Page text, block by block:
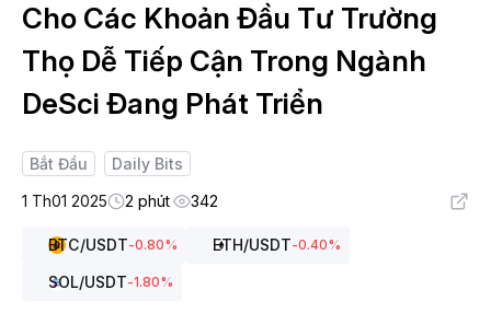
Cho Các Khoản Đầu Tư Trường
Thọ Dễ Tiếp Cận Trong Ngành
DeSci Đang Phát Triển
Bắt Đầu
Daily Bits
1 Th01 2025
2 phút 342
BTC/USDT-0.80% ETH/USDT-0.40%
SOL/USDT-1.80%